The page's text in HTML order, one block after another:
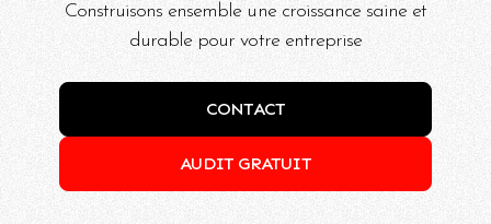
Construisons ensemble une croissance saine et
durable pour votre entreprise
CONTACT
AUDIT GRATUIT